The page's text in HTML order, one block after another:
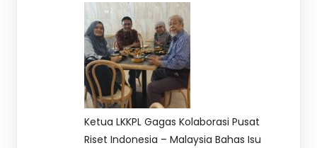
Ketua LKKPL Gagas Kolaborasi Pusat
Riset Indonesia – Malaysia Bahas Isu